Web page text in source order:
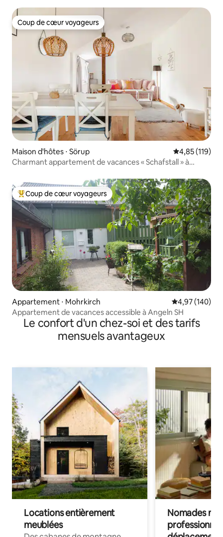
Coup de cœur voyageurs
Coup de cœur voyageurs
Maison d'hôtes ⋅ Sörup Évaluation
4,85 (119)
Charmant appartement de vacances « Schafstall » à
Coups de cœur voyageurs les plus appréciés
Coup de cœur voyageurs
Appartement ⋅ Mohrkirch Évaluation
4,97 (140)
Appartement de vacances accessible à Angeln SH
Le confort d'un chez-soi et des tarifs
mensuels avantageux
Locations entièrement
meublées
Nomades